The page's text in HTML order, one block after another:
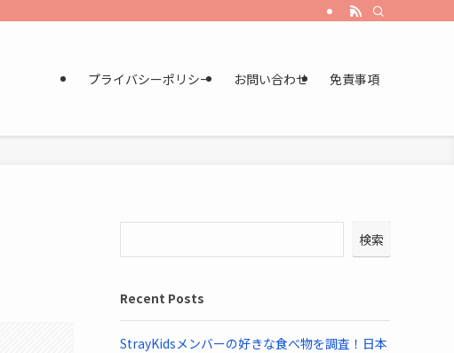
プライバシーポリシー お問い合わせ 免責事項
検索
Recent Posts
StrayKidsメンバーの好きな食べ物を調査！日本